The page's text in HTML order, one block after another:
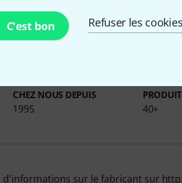
C'est bon Refuser les cookies
Infos sur Hughes
CHEZ NOUS DEPUIS
1995 40+
sur le fabricant sur